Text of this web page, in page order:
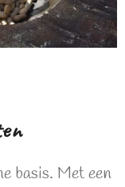
basis. Met een